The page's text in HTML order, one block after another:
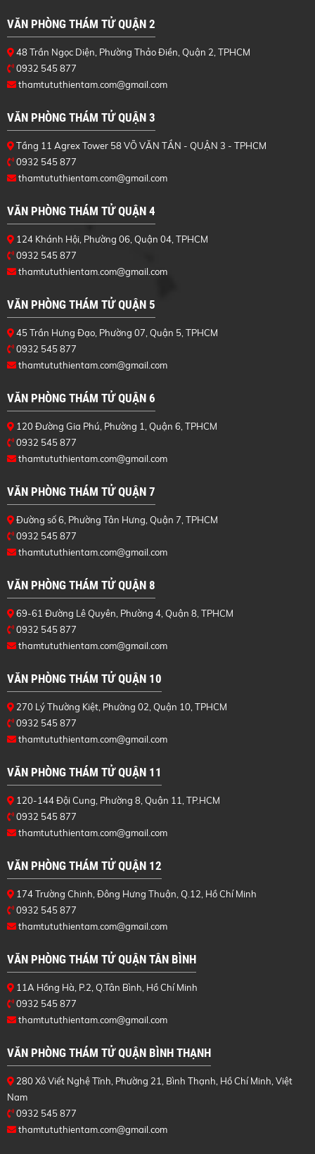
VĂN PHÒNG THÁM TỬ QUẬN 2
48 Trần Ngọc Diện, Phường Thảo Điền, Quận 2, TPHCM
0932 545 877
thamtututhientam.com@gmail.com
VĂN PHÒNG THÁM TỬ QUẬN 3
Tầng 11 Agrex Tower 58 VÕ VĂN TẦN - QUẬN 3 - TPHCM
0932 545 877
thamtututhientam.com@gmail.com
VĂN PHÒNG THÁM TỬ QUẬN 4
124 Khánh Hội, Phường 06, Quận 04, TPHCM
0932 545 877
thamtututhientam.com@gmail.com
VĂN PHÒNG THÁM TỬ QUẬN 5
45 Trần Hưng Đạo, Phường 07, Quận 5, TPHCM
0932 545 877
thamtututhientam.com@gmail.com
VĂN PHÒNG THÁM TỬ QUẬN 6
120 Đường Gia Phú, Phường 1, Quận 6, TPHCM
0932 545 877
thamtututhientam.com@gmail.com
VĂN PHÒNG THÁM TỬ QUẬN 7
Đường số 6, Phường Tân Hưng, Quận 7, TPHCM
0932 545 877
thamtututhientam.com@gmail.com
VĂN PHÒNG THÁM TỬ QUẬN 8
69-61 Đường Lê Quyên, Phường 4, Quận 8, TPHCM
0932 545 877
thamtututhientam.com@gmail.com
VĂN PHÒNG THÁM TỬ QUẬN 10
270 Lý Thường Kiệt, Phường 02, Quận 10, TPHCM
0932 545 877
thamtututhientam.com@gmail.com
VĂN PHÒNG THÁM TỬ QUẬN 11
120-144 Đội Cung, Phường 8, Quận 11, TP.HCM
0932 545 877
thamtututhientam.com@gmail.com
VĂN PHÒNG THÁM TỬ QUẬN 12
174 Trường Chinh, Đông Hưng Thuận, Q.12, Hồ Chí Minh
0932 545 877
thamtututhientam.com@gmail.com
VĂN PHÒNG THÁM TỬ QUẬN TÂN BÌNH
11A Hồng Hà, P.2, Q.Tân Bình, Hồ Chí Minh
0932 545 877
thamtututhientam.com@gmail.com
VĂN PHÒNG THÁM TỬ QUẬN BÌNH THẠNH
280 Xô Viết Nghệ Tĩnh, Phường 21, Bình Thạnh, Hồ Chí Minh, Việt
Nam
0932 545 877
thamtututhientam.com@gmail.com